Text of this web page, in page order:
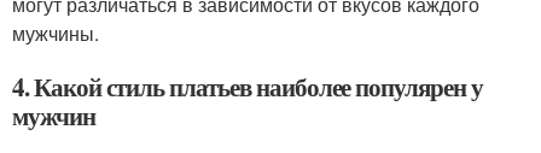
мужчины.
4. Какой стиль платьев наиболее популярен у
мужчин